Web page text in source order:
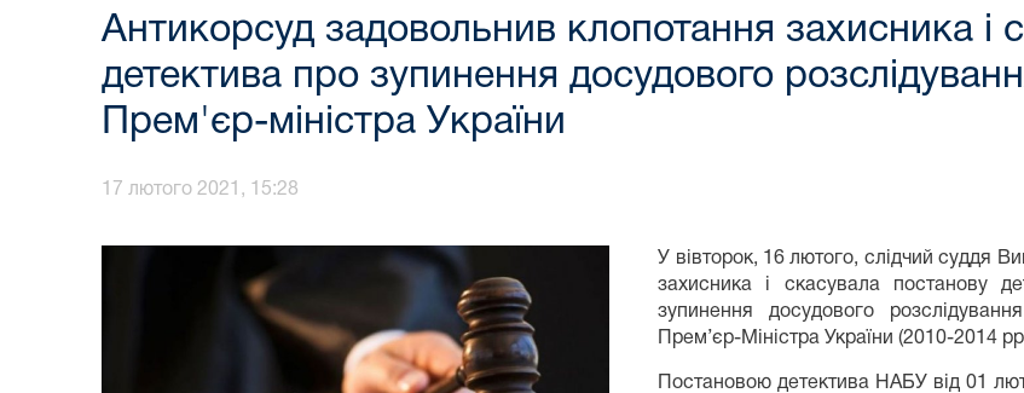
Антикорсуд задовольнив клопотання захисника і
детектива про зупинення досудового
Прем'єр-міністра України
17 лютого 2021, 15:28
У вівторок, 16 лютого, слідчий суддя
захисника і скасувала постанову
зупинення досудового
Прем’єр-Міністра України (2010-2014
Постановою детектива НАБУ від 01